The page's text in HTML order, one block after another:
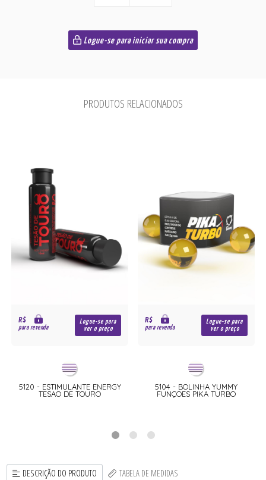
Logue-se para iniciar sua compra
PRODUTOS RELACIONADOS
R$
para revenda
Logue-se para
ver o preço
5120 - ESTIMULANTE ENERGY
TESAO DE TOURO
R$
para revenda
Logue-se para
ver o preço
5104 - BOLINHA YUMMY
FUNÇOES PIKA TURBO
DESCRIÇÃO DO PRODUTO TABELA DE MEDIDAS